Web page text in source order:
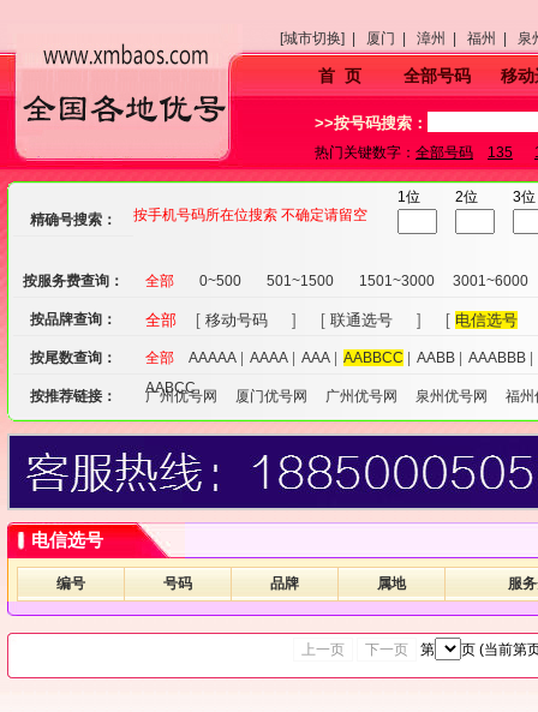
[城市切换] | 厦门 | 漳州 | 福州 |
首 页 全部号码 移动
>>按号码搜索：
热门关键数字： 全部号码 135
精确号搜索： 按手机号码所在位搜索 不确定请留空
1位 2位 3位
按服务费查询： 全部 0~500 501~1500 1501~3000 3001~6000
按品牌查询： 全部 [ 移动号码 ] [ 联通选号 ] [ 电信选号
按尾数查询： 全部 AAAAA AAAA AAA AABBCC AABB AAABBB
AABCC
按推荐链接： 广州优号网 厦门优号网 广州优号网 泉州优号网 福州
电信选号
编号 号码 品牌 属地 服
上一页 下一页 第 页 (当前第